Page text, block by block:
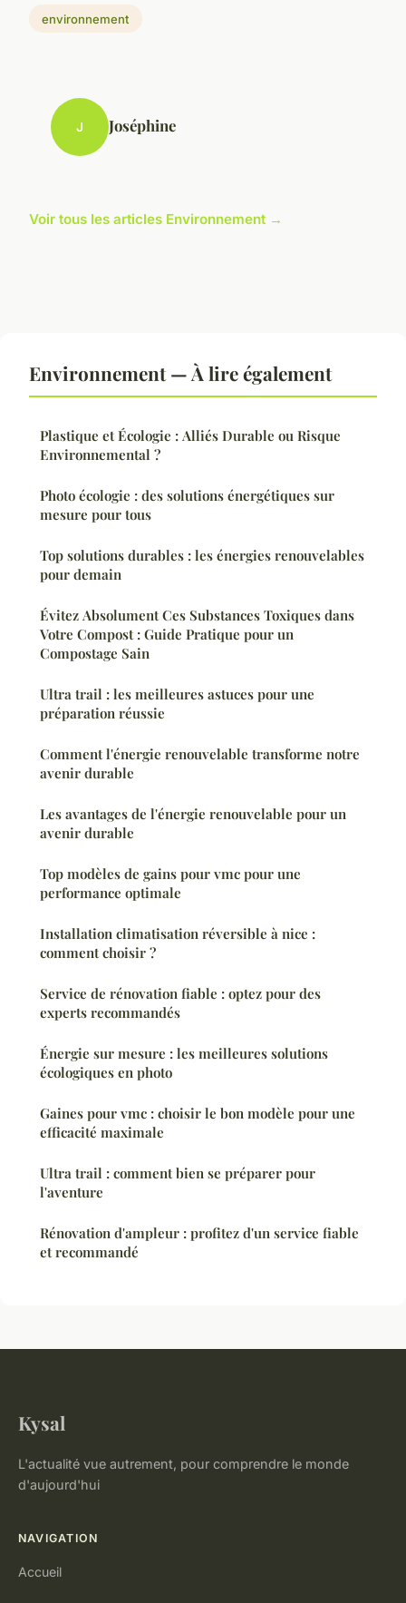
environnement
J Joséphine
Voir tous les articles Environnement →
Environnement — À lire également
Plastique et Écologie : Alliés Durable ou Risque
Environnemental ?
Photo écologie : des solutions énergétiques sur
mesure pour tous
Top solutions durables : les énergies renouvelables
pour demain
Évitez Absolument Ces Substances Toxiques dans
Votre Compost : Guide Pratique pour un
Compostage Sain
Ultra trail : les meilleures astuces pour une
préparation réussie
Comment l'énergie renouvelable transforme notre
avenir durable
Les avantages de l'énergie renouvelable pour un
avenir durable
Top modèles de gains pour vmc pour une
performance optimale
Installation climatisation réversible à nice :
comment choisir ?
Service de rénovation fiable : optez pour des
experts recommandés
Énergie sur mesure : les meilleures solutions
écologiques en photo
Gaines pour vmc : choisir le bon modèle pour une
efficacité maximale
Ultra trail : comment bien se préparer pour
l'aventure
Rénovation d'ampleur : profitez d'un service fiable
et recommandé
Kysal
L'actualité vue autrement, pour comprendre le monde
d'aujourd'hui
NAVIGATION
Accueil